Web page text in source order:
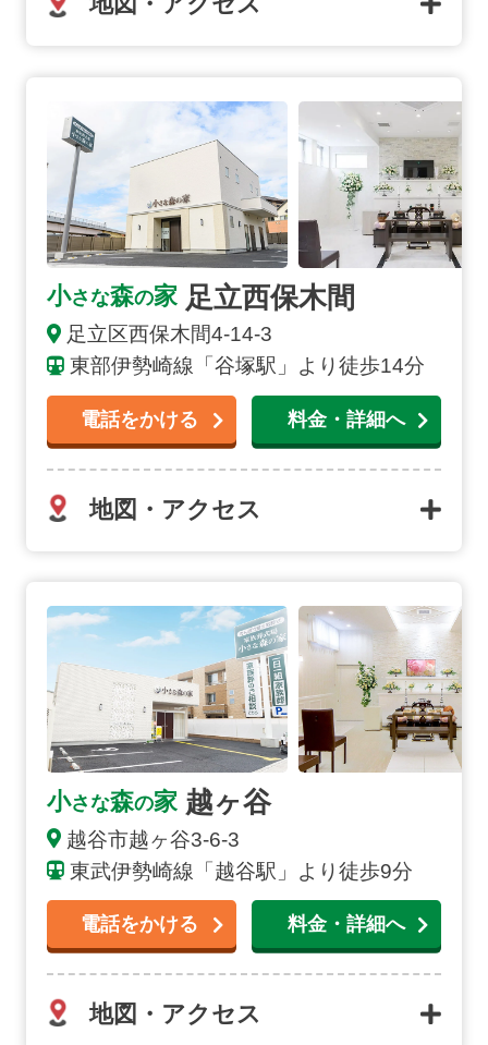
小さな森の家 足立西保木間
足立区西保木間4-14-3
東部伊勢崎線「谷塚駅」より徒歩14分
電話をかける 料金・詳細へ
地図・アクセス
小さな森の家 越ヶ谷
越谷市越ヶ谷3-6-3
東武伊勢崎線「越谷駅」より徒歩9分
電話をかける 料金・詳細へ
地図・アクセス